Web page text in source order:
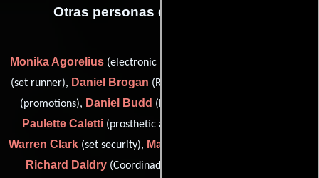
Otras personas que participaron
Monika Agorelius(electronic press kit),
(set runner), Daniel Brogan (Runner),
(promotions), Daniel Budd (Primer asistente de contador),
Paulette Caletti(prosthetic assistant (as Paulette James)),
Warren Clark (set security), Matt Curtis
Richard Daldry (Coordinador de produccion),